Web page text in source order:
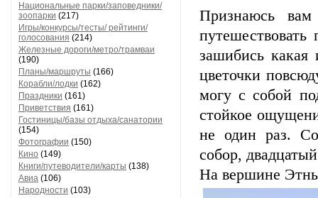
Национальные парки/заповедники/
зоопарки (217)
Игры/конкурсы/тесты/ рейтинги/
голосования (214)
Железные дороги/метро/трамваи
(190)
Планы/маршруты (166)
Корабли/лодки (162)
Праздники (161)
Приветствия (161)
Гостиницы/базы отдыха/санатории
(154)
Фотографии (150)
Кино (149)
Книги/путеводители/карты (138)
Авиа (106)
Народности (103)
Признаюсь
зашибись какая
цветочки
могу с собой
стойкое
не один раз.
собор,
На вершине